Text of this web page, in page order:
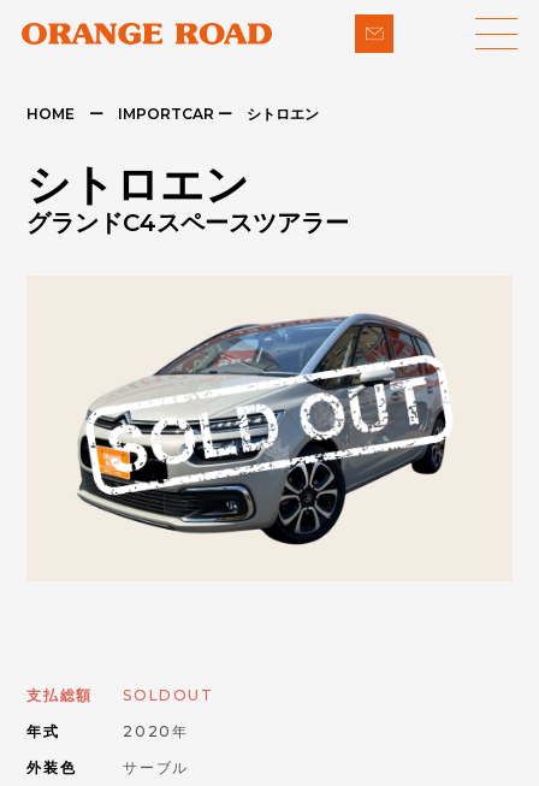
- 輸入車
CONTACT
PRIVACY POLICY
- アフターメンテナンス
IMPORT CAR
輸入車
HOME ー IMPORTCAR ー シトロエン
シトロエン
グランドC4スペースツアラー
支払総額
年式
外装色
SOLDOUT
2020年
サーブル